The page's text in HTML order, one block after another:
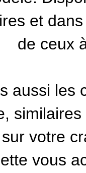
et
de ceux
aussi les
votre
vous